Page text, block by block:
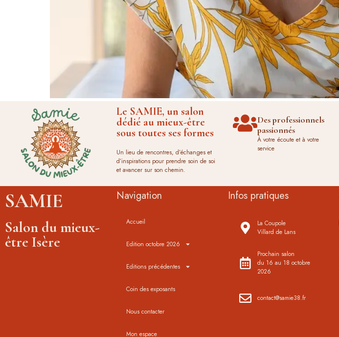
Le SAMIE, un salon
dédié au mieux-être
sous toutes ses formes
Un lieu de rencontres, d’échanges et
d’inspirations pour prendre soin de soi
et avancer sur son chemin.
Des professionnels
passionnés
À votre écoute et à votre
service
SAMIE
Salon du mieux-
être Isère
Navigation
Accueil
Edition octobre 2026
Editions précédentes
Coin des exposants
Nous contacter
Mon espace
Infos pratiques
La Coupole
Villard de Lans
Prochain salon
du 16 au 18 octobre
2026
contact@samie38.fr